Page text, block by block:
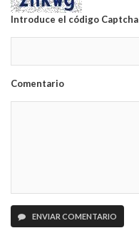
Introduce el código Captcha
Comentario
ENVIAR COMENTARIO